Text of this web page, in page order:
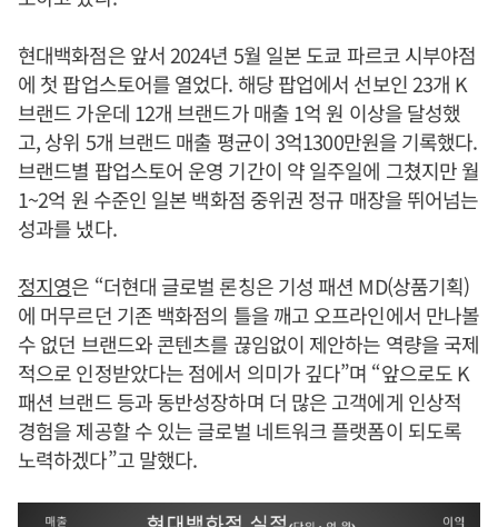
현대백화점은 앞서 2024년 5월 일본 도쿄 파르코 시부야점
에 첫 팝업스토어를 열었다. 해당 팝업에서 선보인 23개 K
브랜드 가운데 12개 브랜드가 매출 1억 원 이상을 달성했
고, 상위 5개 브랜드 매출 평균이 3억1300만원을 기록했다.
브랜드별 팝업스토어 운영 기간이 약 일주일에 그쳤지만 월
1~2억 원 수준인 일본 백화점 중위권 정규 매장을 뛰어넘는
성과를 냈다.
정지영은 “더현대 글로벌 론칭은 기성 패션 MD(상품기획)
에 머무르던 기존 백화점의 틀을 깨고 오프라인에서 만나볼
수 없던 브랜드와 콘텐츠를 끊임없이 제안하는 역량을 국제
적으로 인정받았다는 점에서 의미가 깊다”며 “앞으로도 K
패션 브랜드 등과 동반성장하며 더 많은 고객에게 인상적
경험을 제공할 수 있는 글로벌 네트워크 플랫폼이 되도록
노력하겠다”고 말했다.